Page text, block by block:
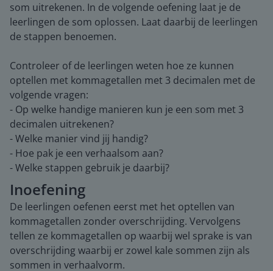
som uitrekenen. In de volgende oefening laat je de
leerlingen de som oplossen. Laat daarbij de leerlingen
de stappen benoemen.
Controleer of de leerlingen weten hoe ze kunnen
optellen met kommagetallen met 3 decimalen met de
volgende vragen:
- Op welke handige manieren kun je een som met 3
decimalen uitrekenen?
- Welke manier vind jij handig?
- Hoe pak je een verhaalsom aan?
- Welke stappen gebruik je daarbij?
Inoefening
De leerlingen oefenen eerst met het optellen van
kommagetallen zonder overschrijding. Vervolgens
tellen ze kommagetallen op waarbij wel sprake is van
overschrijding waarbij er zowel kale sommen zijn als
sommen in verhaalvorm.